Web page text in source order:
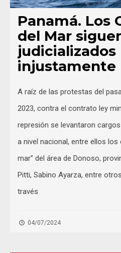
Panamá. Los
del Mar
judicializados
injustamente
A raíz de las protestas del
2023, contra el contrato ley
represión se levantaron
a nivel nacional, entre ellos
mar” del área de Donoso,
Pitti, Sabino Ayarza, entre
través
04/07/2024